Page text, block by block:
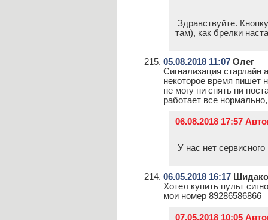
Здравствуйте.
там), как брелки
05.08.2018 11:07 Олег
Сигнализация старлайн
некоторое время пишет
не могу ни снять ни
работает все
06.08.2018 17:57
У нас нет сервисного
06.05.2018 16:17
Хотел купить пульт
мои номер 89286586866
07.05.2018 10:05